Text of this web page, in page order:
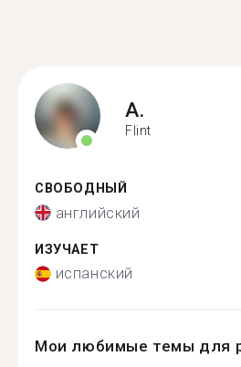
A.
Flint
СВОБОДНЫЙ
английский
ИЗУЧАЕТ
испанский
Мои любимые темы для